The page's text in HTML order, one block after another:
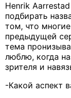
Henrik
подбирать
том, что
предыдущей
тема
люблю, когда
зрителя и
-Какой аспект